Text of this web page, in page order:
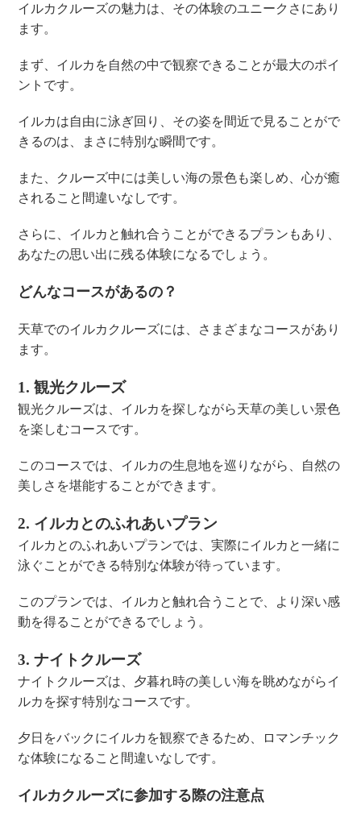
イルカクルーズの魅力は、その体験のユニークさにあり
ます。
まず、イルカを自然の中で観察できることが最大のポイ
ントです。
イルカは自由に泳ぎ回り、その姿を間近で見ることがで
きるのは、まさに特別な瞬間です。
また、クルーズ中には美しい海の景色も楽しめ、心が癒
されること間違いなしです。
さらに、イルカと触れ合うことができるプランもあり、
あなたの思い出に残る体験になるでしょう。
どんなコースがあるの？
天草でのイルカクルーズには、さまざまなコースがあり
ます。
1. 観光クルーズ
観光クルーズは、イルカを探しながら天草の美しい景色
を楽しむコースです。
このコースでは、イルカの生息地を巡りながら、自然の
美しさを堪能することができます。
2. イルカとのふれあいプラン
イルカとのふれあいプランでは、実際にイルカと一緒に
泳ぐことができる特別な体験が待っています。
このプランでは、イルカと触れ合うことで、より深い感
動を得ることができるでしょう。
3. ナイトクルーズ
ナイトクルーズは、夕暮れ時の美しい海を眺めながらイ
ルカを探す特別なコースです。
夕日をバックにイルカを観察できるため、ロマンチック
な体験になること間違いなしです。
イルカクルーズに参加する際の注意点